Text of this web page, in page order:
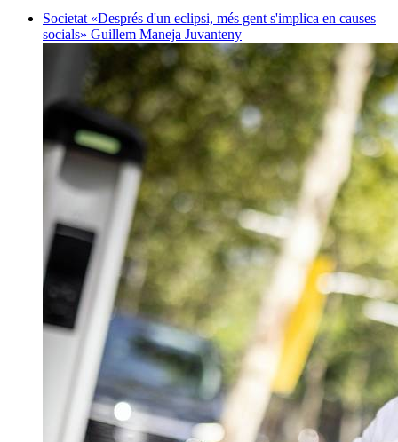
Societat «Després d'un eclipsi, més gent s'implica en causes
socials» Guillem Maneja Juvanteny